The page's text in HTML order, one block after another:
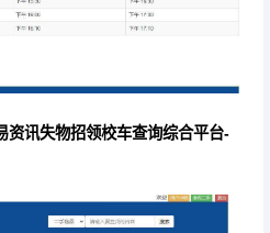
资讯失物招领校车查询综合平台-